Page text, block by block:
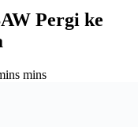
Pergi ke
mins